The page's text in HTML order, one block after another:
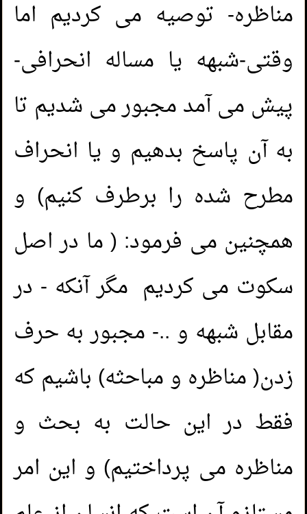
مناظره- توصیه می کردیم اما
وقتی-شبهه یا مساله انحرافی-
پیش می آمد مجبور می شدیم تا
به آن پاسخ بدهیم و یا انحراف
مطرح شده را برطرف کنیم) و
همچنین می فرمود: ( ما در اصل
سکوت می کردیم مگر آنکه - در
مقابل شبهه و ..- مجبور به حرف
زدن( مناظره و مباحثه) باشیم که
فقط در این حالت به بحث و
مناظره می پرداختیم) و این امر